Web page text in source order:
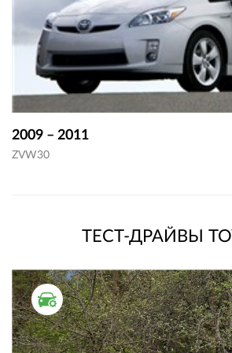
2009 – 2011
ZVW30
ТЕСТ-ДРАЙВЫ
ТЕСТ ДРАЙВ